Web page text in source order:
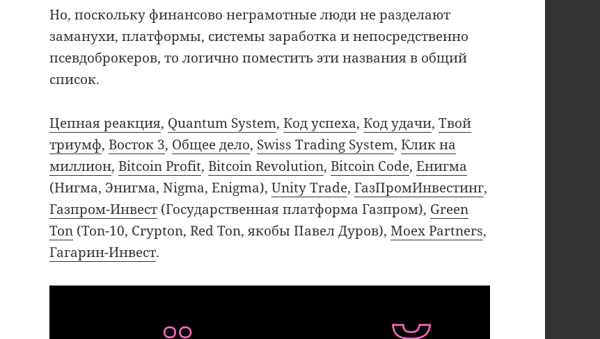
Но, поскольку финансово неграмотные люди не разделают
заманухи, платформы, системы заработка и непосредственно
псевдоброкеров, то логично поместить эти названия в общий
список.
Цепная реакция, Quantum System,Код успеха,Код удачи,Твой
триумф,Восток 3, Общее дело, Swiss Trading System,Клик на
миллион,Bitcoin Profit,Bitcoin Revolution,Bitcoin Code,Енигма
(Нигма, Энигма, Nigma, Enigma),Unity Trade,ГазПромИнвестинг,
Газпром-Инвест (Государственная платформа Газпром), Green
Ton (Ton-10, Crypton, Red Ton, якобы Павел Дуров),Moex Partners,
Гагарин-Инвест.